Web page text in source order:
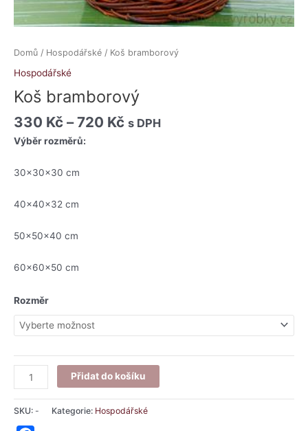
Domů / Hospodářské / Koš bramborový
Hospodářské
Koš bramborový
330 Kč – 720 Kč s DPH
Výběr rozměrů:
30x30x30 cm
40x40x32 cm
50x50x40 cm
60x60x50 cm
Rozměr
Přidat do košíku
SKU: - Kategorie: Hospodářské